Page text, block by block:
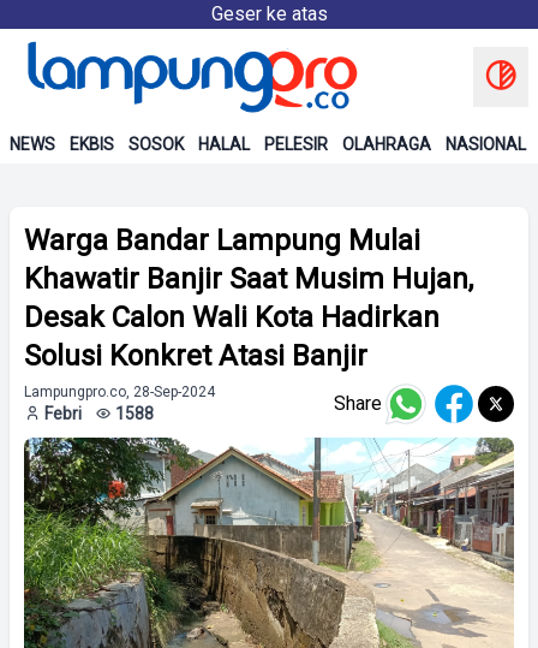
Geser ke atas
NEWS EKBIS SOSOK HALAL PELESIR OLAHRAGA NASIONAL
Warga Bandar Lampung Mulai
Khawatir Banjir Saat Musim Hujan,
Desak Calon Wali Kota Hadirkan
Solusi Konkret Atasi Banjir
Lampungpro.co, 28-Sep-2024
Febri 1588 Share